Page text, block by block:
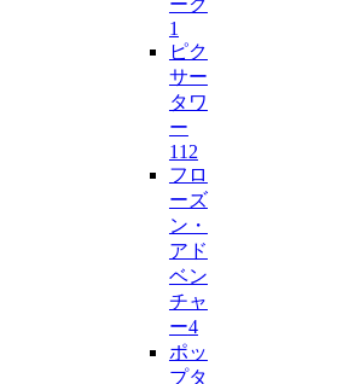
1
ピク
サー
タワ
ー
112
フロ
ーズ
ン・
アド
ベン
チャ
ー4
ポッ
プタ